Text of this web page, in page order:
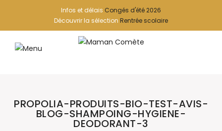
Infos et délais Congés d'été 2026
Découvrir la sélection Rentrée scolaire
PROPOLIA-PRODUITS-BIO-TEST-AVIS-
BLOG-SHAMPOING-HYGIENE-
DEODORANT-3